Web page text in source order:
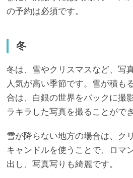
の予約は必須です。
冬
冬は、雪やクリスマスなど、写
人気が高い季節です。雪が積も
合は、白銀の世界をバックに撮
ラキラした写真を撮ることがで
雪が降らない地方の場合は、ク
キャンドルを使うことで、ロマ
出し、写真写りも綺麗です。